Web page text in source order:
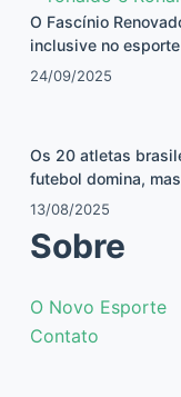
O Fascínio
inclusive no esporte
24/09/2025
Os 20 atletas
futebol domina,
13/08/2025
Sobre
O Novo Esporte
Contato